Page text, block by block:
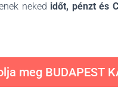
neked időt, pénzt és
meg BUDAPEST